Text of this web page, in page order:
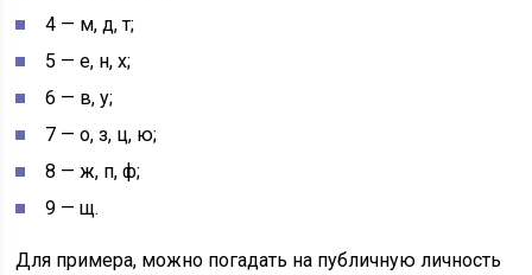
4 — м, д, т;
5 — е, н, х;
6 — в, у;
7 — о, з, ц, ю;
8 — ж, п, ф;
9 — щ.
Для примера, можно погадать на публичную личность